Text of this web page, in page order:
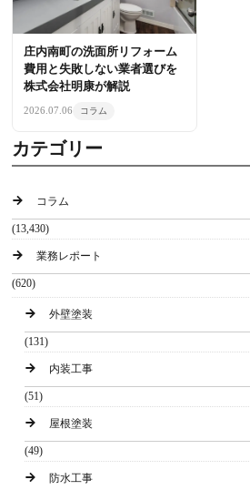
庄内南町の洗面所リフォーム
費用と失敗しない業者選びを
株式会社明康が解説
2026.07.06 コラム
カテゴリー
コラム
(13,430)
業務レポート
(620)
外壁塗装
(131)
内装工事
(51)
屋根塗装
(49)
防水工事